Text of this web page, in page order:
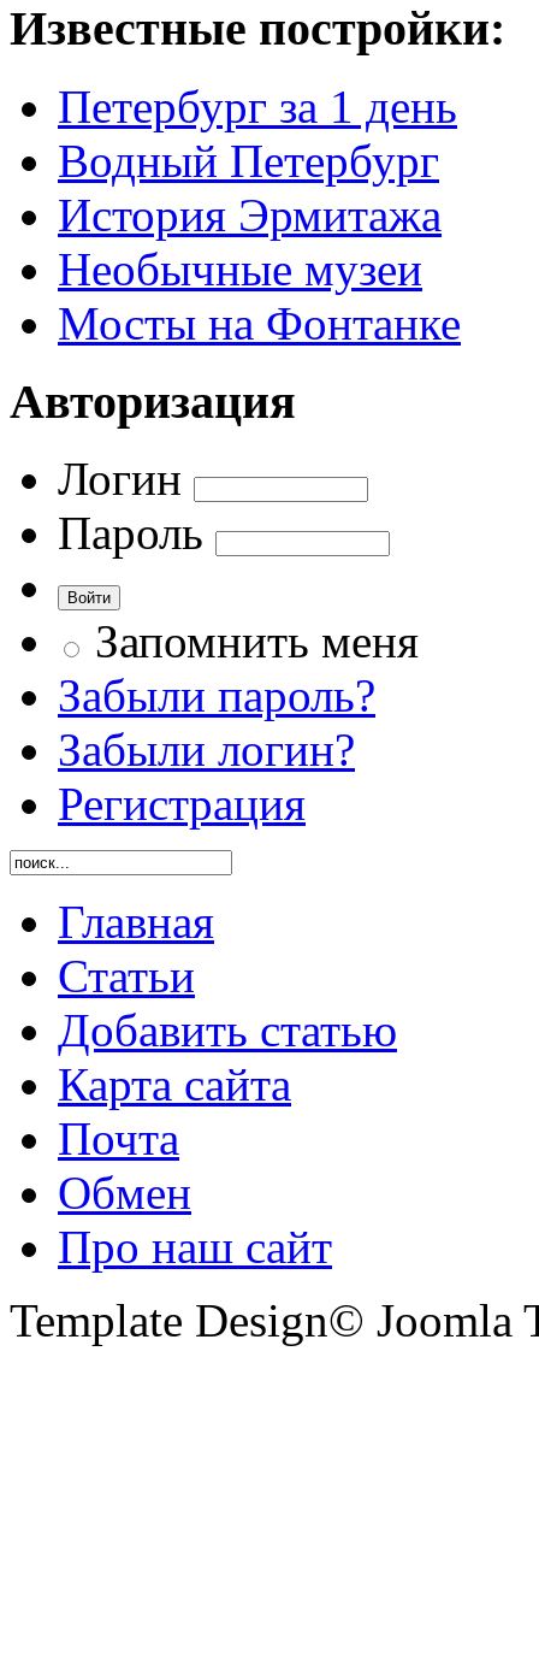
Известные постройки:
Петербург за 1 день
Водный Петербург
История Эрмитажа
Необычные музеи
Мосты на Фонтанке
Авторизация
Логин
Пароль
Запомнить меня
Забыли пароль?
Забыли логин?
Регистрация
Главная
Статьи
Добавить статью
Карта сайта
Почта
Обмен
Про наш сайт
Template Design© Joomla